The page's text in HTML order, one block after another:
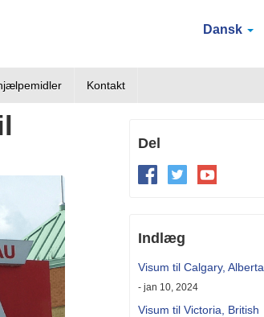
Dansk
Kontakt
Del
Indlæg
Visum til Calgary, Alberta
- jan 10, 2024
Visum til Victoria, British